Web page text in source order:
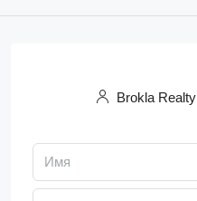
Brokla Realty